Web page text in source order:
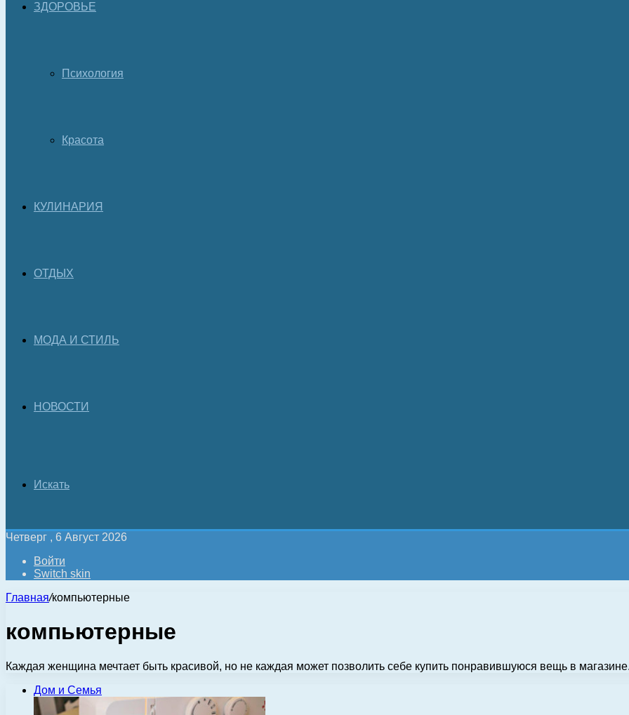
ЗДОРОВЬЕ
Психология
Красота
КУЛИНАРИЯ
ОТДЫХ
МОДА И СТИЛЬ
НОВОСТИ
Искать
Четверг , 6 Август 2026
Войти
Switch skin
Главная/компьютерные
компьютерные
Каждая женщина мечтает быть красивой, но не каждая может позволить себе купить понравившуюся вещь в
Дом и Семья